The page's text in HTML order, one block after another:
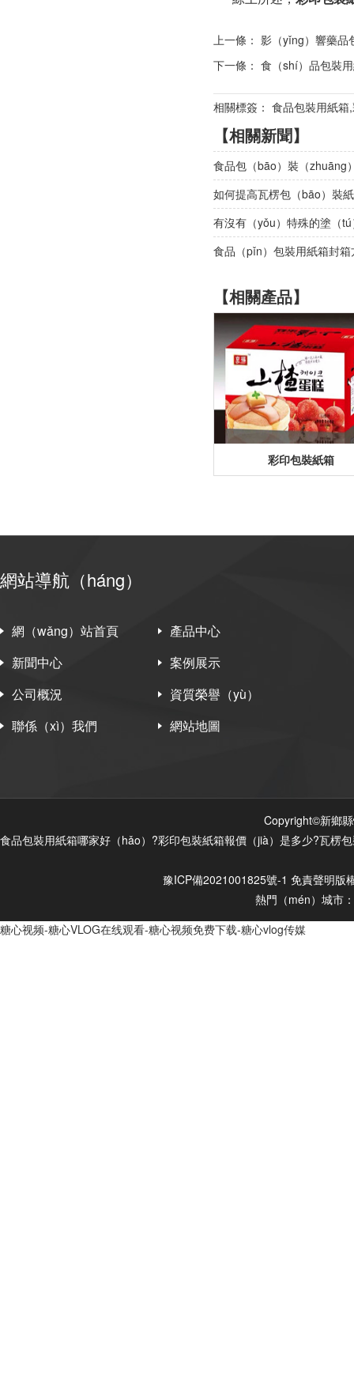
上一條： 影（yǐng）響藥品
下一條： 食（shí）品包裝
相關標簽： 食品包裝用紙
【相關新聞】
食品包（bāo）裝（zhuāng
如何提高瓦楞包（bāo）裝
有沒有（yǒu）特殊的塗（
食品（pǐn）包裝用紙箱封
【相關產品】
彩印包裝紙箱
網站導航（háng）
網（wǎng）站首頁
產品中心
新聞中心
案例展示
公司概況
資質榮譽（yù）
聯係（xì）我們
網站地圖
Copyright©新鄉
食品包裝用紙箱哪家好（hǎo）?彩印包裝紙箱報價（jià）是多少?瓦楞
豫ICP備2021001825號-1 免責聲明版
熱門（mén）城市
糖心视频-糖心VLOG在线观看-糖心视频免费下载-糖心vlog传媒